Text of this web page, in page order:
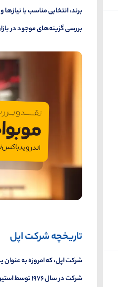
برند، انتخابی مناسب با
بررسی گزینه‌های موجود در
تاریخچه شرکت اپل
شرکت اپل، که امروزه به